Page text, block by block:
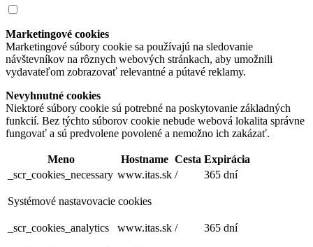
Marketingové cookies
Marketingové súbory cookie sa používajú na sledovanie
návštevníkov na rôznych webových stránkach, aby umožnili
vydavateľom zobrazovať relevantné a pútavé reklamy.
Nevyhnutné cookies
Niektoré súbory cookie sú potrebné na poskytovanie základných
funkcií. Bez týchto súborov cookie nebude webová lokalita správne
fungovať a sú predvolene povolené a nemožno ich zakázať.
Meno Hostname Cesta Expirácia
_scr_cookies_necessary www.itas.sk / 365 dní
Systémové nastavovacie cookies
_scr_cookies_analytics www.itas.sk / 365 dní